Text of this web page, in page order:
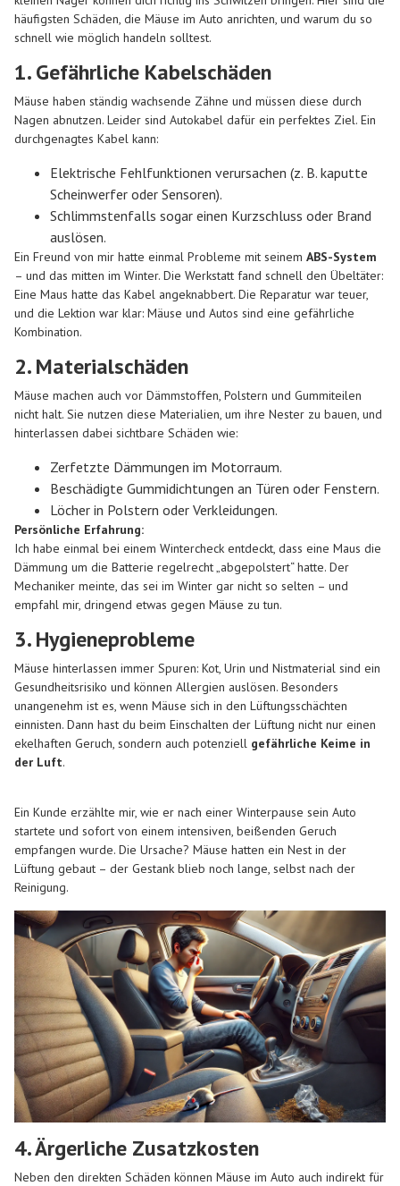
häufigsten Schäden, die Mäuse im Auto anrichten, und warum du so
schnell wie möglich handeln solltest.
1. Gefährliche Kabelschäden
Mäuse haben ständig wachsende Zähne und müssen diese durch
Nagen abnutzen. Leider sind Autokabel dafür ein perfektes Ziel. Ein
durchgenagtes Kabel kann:
Elektrische Fehlfunktionen verursachen (z. B. kaputte
Scheinwerfer oder Sensoren).
Schlimmstenfalls sogar einen Kurzschluss oder Brand
auslösen.
Ein Freund von mir hatte einmal Probleme mit seinem ABS-System
– und das mitten im Winter. Die Werkstatt fand schnell den Übeltäter:
Eine Maus hatte das Kabel angeknabbert. Die Reparatur war teuer,
und die Lektion war klar: Mäuse und Autos sind eine gefährliche
Kombination.
2. Materialschäden
Mäuse machen auch vor Dämmstoffen, Polstern und Gummiteilen
nicht halt. Sie nutzen diese Materialien, um ihre Nester zu bauen, und
hinterlassen dabei sichtbare Schäden wie:
Zerfetzte Dämmungen im Motorraum.
Beschädigte Gummidichtungen an Türen oder Fenstern.
Löcher in Polstern oder Verkleidungen.
Persönliche Erfahrung:
Ich habe einmal bei einem Wintercheck entdeckt, dass eine Maus die
Dämmung um die Batterie regelrecht „abgepolstert“ hatte. Der
Mechaniker meinte, das sei im Winter gar nicht so selten – und
empfahl mir, dringend etwas gegen Mäuse zu tun.
3. Hygieneprobleme
Mäuse hinterlassen immer Spuren: Kot, Urin und Nistmaterial sind ein
Gesundheitsrisiko und können Allergien auslösen. Besonders
unangenehm ist es, wenn Mäuse sich in den Lüftungsschächten
einnisten. Dann hast du beim Einschalten der Lüftung nicht nur einen
ekelhaften Geruch, sondern auch potenziell gefährliche Keime in
der Luft.
Ein Kunde erzählte mir, wie er nach einer Winterpause sein Auto
startete und sofort von einem intensiven, beißenden Geruch
empfangen wurde. Die Ursache? Mäuse hatten ein Nest in der
Lüftung gebaut – der Gestank blieb noch lange, selbst nach der
Reinigung.
4. Ärgerliche Zusatzkosten
Neben den direkten Schäden können Mäuse im Auto auch indirekt für